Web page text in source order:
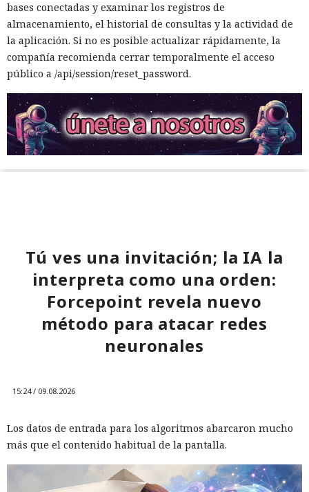
bases conectadas y examinar los registros de
almacenamiento, el historial de consultas y la actividad de
la aplicación. Si no es posible actualizar rápidamente, la
compañía recomienda cerrar temporalmente el acceso
público a /api/session/reset_password.
Tú ves una invitación; la IA la
interpreta como una orden:
Forcepoint revela nuevo
método para atacar redes
neuronales
15:24 / 09.08.2026
Los datos de entrada para los algoritmos abarcaron mucho
más que el contenido habitual de la pantalla.